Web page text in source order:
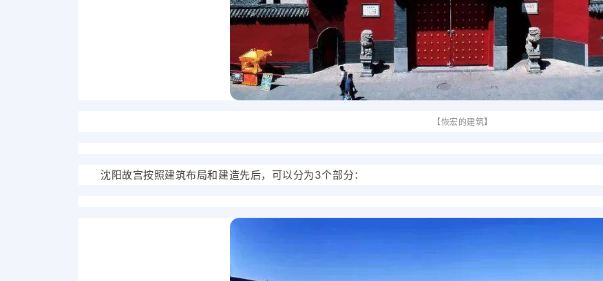
【恢宏的建筑】
沈阳故宫按照建筑布局和建造先后，可以分为3个部分：